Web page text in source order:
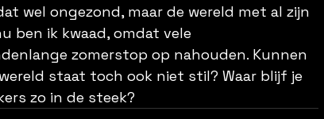
wel ongezond, maar de wereld met al zijn
ben ik kwaad, omdat vele
zomerstop op nahouden. Kunnen
staat toch ook niet stil? Waar blijf je
zo in de steek?